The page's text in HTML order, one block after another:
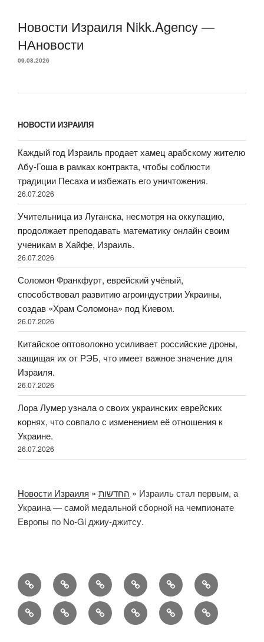
Новости Израиля Nikk.Agency —
НАновости
09.08.2026
НОВОСТИ ИЗРАИЛЯ
Каждый год Израиль продает хамец арабскому жителю
Абу-Гоша в рамках контракта, чтобы соблюсти
традиции Песаха и избежать его уничтожения.
26.07.2026
Учительница из Луганска, несмотря на оккупацию,
продолжает преподавать математику онлайн своим
ученикам в Хайфе, Израиль.
26.07.2026
Соломон Франкфурт, еврейский учёный,
способствовал развитию агроиндустрии Украины,
создав «Храм Соломона» под Киевом.
26.07.2026
Китайское оптоволокно усиливает российские дроны,
защищая их от РЭБ, что имеет важное значение для
Израиля.
26.07.2026
Лора Лумер узнала о своих украинских еврейских
корнях, что совпало с изменением её отношения к
Украине.
26.07.2026
Новости Израиля » החדשות » Израиль стал первым, а
Украина — самой медальной сборной на чемпионате
Европы по No-Gi джиу-джитсу.
החדשותНовости
Израиля
от
valgus
РусскийНовости
Израиля
Политика
конфиденциальности
Israel
News
Sweet
Turns
Why
NAnews
When
Worlds
An
Ultra-
Как
разведение
Как
индустрия